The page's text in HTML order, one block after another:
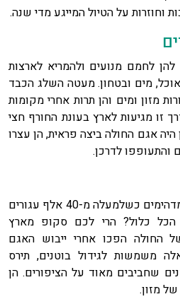
וחוזרות על הטיול המייגע מדי שנה.
לחמם מנועים ולהמריא לארצות
מים ובטחון. מעטה השלג הכבד
מזון ומים והן תרות אחרי מקומות
זו מגיעות לארץ בעונת החורף חצי
היה אגם החולה ביצה פראית, הן עצרו
והתעופפו לדרכן.
אם כך איך הגענו לנתונים המדהימים כשלמעלה מ-40 אלף עגורים
כלול? הרי לכם סקופ מארץ
החולה הפכו אחרי ייבוש האגם
משמשות לגידול בוטנים, תירס
שחביבים מאוד על הציפורים. הן
מזון.